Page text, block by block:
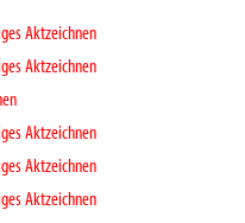
Aktzeichnen
Aktzeichnen
Aktzeichnen
Aktzeichnen
Aktzeichnen